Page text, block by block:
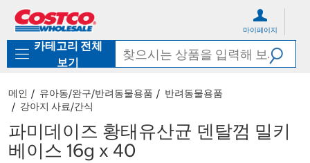
로
기
가
마이페이지
카테고리 전체
보기
메인 유아동/완구/반려동물용품
반려동물용품
강아지 사료/간식
파미데이즈 황태유산균 덴탈껌 밀키
베이스 16g x 40